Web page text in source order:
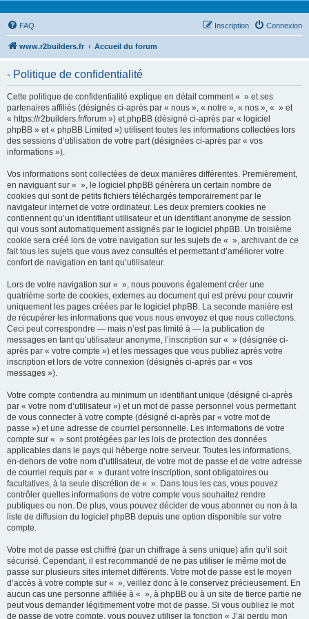
FAQ Connexion
Inscription
www.r2builders.fr Accueil du forum
- Politique de confidentialité
Cette politique de confidentialité explique en détail comment « » et ses
partenaires affiliés (désignés ci-après par « nous », « notre », « nos », « » et
« https://r2builders.fr/forum ») et phpBB (désigné ci-après par « logiciel
phpBB » et « phpBB Limited ») utilisent toutes les informations collectées lors
des sessions d’utilisation de votre part (désignées ci-après par « vos
informations »).
Vos informations sont collectées de deux manières différentes. Premièrement,
en naviguant sur « », le logiciel phpBB génèrera un certain nombre de
cookies qui sont de petits fichiers téléchargés temporairement par le
navigateur internet de votre ordinateur. Les deux premiers cookies ne
contiennent qu’un identifiant utilisateur et un identifiant anonyme de session
qui vous sont automatiquement assignés par le logiciel phpBB. Un troisième
cookie sera créé lors de votre navigation sur les sujets de « », archivant de ce
fait tous les sujets que vous avez consultés et permettant d’améliorer votre
confort de navigation en tant qu’utilisateur.
Lors de votre navigation sur « », nous pouvons également créer une
quatrième sorte de cookies, externes au document qui est prévu pour couvrir
uniquement les pages créées par le logiciel phpBB. La seconde manière est
de récupérer les informations que vous nous envoyez et que nous collectons.
Ceci peut correspondre — mais n’est pas limité à — la publication de
messages en tant qu’utilisateur anonyme, l’inscription sur « » (désignée ci-
après par « votre compte ») et les messages que vous publiez après votre
inscription et lors de votre connexion (désignés ci-après par « vos
messages »).
Votre compte contiendra au minimum un identifiant unique (désigné ci-après
par « votre nom d’utilisateur ») et un mot de passe personnel vous permettant
de vous connecter à votre compte (désigné ci-après par « votre mot de
passe ») et une adresse de courriel personnelle. Les informations de votre
compte sur « » sont protégées par les lois de protection des données
applicables dans le pays qui héberge notre serveur. Toutes les informations,
en-dehors de votre nom d’utilisateur, de votre mot de passe et de votre adresse
de courriel requis par « » durant votre inscription, sont obligatoires ou
facultatives, à la seule discrétion de « ». Dans tous les cas, vous pouvez
contrôler quelles informations de votre compte vous souhaitez rendre
publiques ou non. De plus, vous pouvez décider de vous abonner ou non à la
liste de diffusion du logiciel phpBB depuis une option disponible sur votre
compte.
Votre mot de passe est chiffré (par un chiffrage à sens unique) afin qu’il soit
sécurisé. Cependant, il est recommandé de ne pas utiliser le même mot de
passe sur plusieurs sites internet différents. Votre mot de passe est le moyen
d’accès à votre compte sur « », veillez donc à le conservez précieusement. En
aucun cas une personne affiliée à « », à phpBB ou à un site de tierce partie ne
peut vous demander légitimement votre mot de passe. Si vous oubliez le mot
de passe de votre compte, vous pouvez utiliser la fonction « J’ai perdu mon